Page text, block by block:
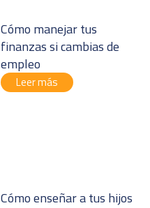
Cómo manejar tus
finanzas si cambias de
empleo
Leer más
Cómo enseñar a tus hijos